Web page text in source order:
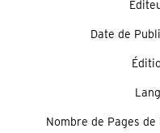
Date de
Nombre de Pages